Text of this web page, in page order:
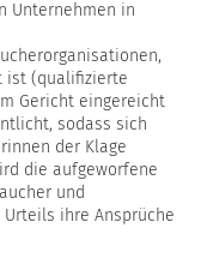
Unternehmen in
ist (qualifizierte
Gericht eingereicht
sodass sich
der Klage
die aufgeworfene
und
ihre Ansprüche